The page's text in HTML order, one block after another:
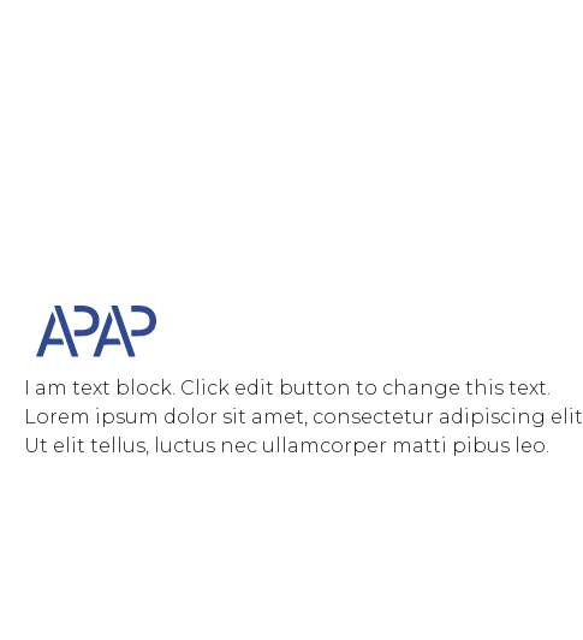
I am text block. Click edit button to change this text.
Lorem ipsum dolor sit amet, consectetur adipiscing elit.
Ut elit tellus, luctus nec ullamcorper matti pibus leo.